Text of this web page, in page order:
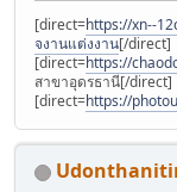
[direct=https://xn--
จงานแต่งงาน[/direct]
[direct=https://
สาขาอุดรธานี[/direct]
[direct=https://